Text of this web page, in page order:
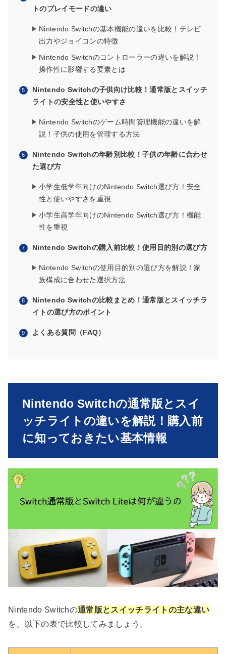
トのプレイモードの違い
Nintendo Switchの基本機能の違いを比較！テレビ
出力やジョイコンの特徴
Nintendo Switchのコントローラーの違いを解説！
操作性に影響する要素とは
Nintendo Switchの子供向け比較！通常版とスイッチ
ライトの安全性と使いやすさ
Nintendo Switchのゲーム時間管理機能の違いを解
説！子供の使用を管理する方法
Nintendo Switchの年齢別比較！子供の年齢に合わせ
た選び方
小学生低学年向けのNintendo Switch選び方！安全
性と使いやすさを重視
小学生高学年向けのNintendo Switch選び方！機能
性を重視
Nintendo Switchの購入前比較！使用目的別の選び方
Nintendo Switchの使用目的別の選び方を解説！家
族構成に合わせた選択方法
Nintendo Switchの比較まとめ！通常版とスイッチラ
イトの選び方のポイント
よくある質問（FAQ）
Nintendo Switchの通常版とスイ
ッチライトの違いを解説！購入前
に知っておきたい基本情報
Nintendo Switchの通常版とスイッチライトの主な違い
を、以下の表で比較してみましょう。